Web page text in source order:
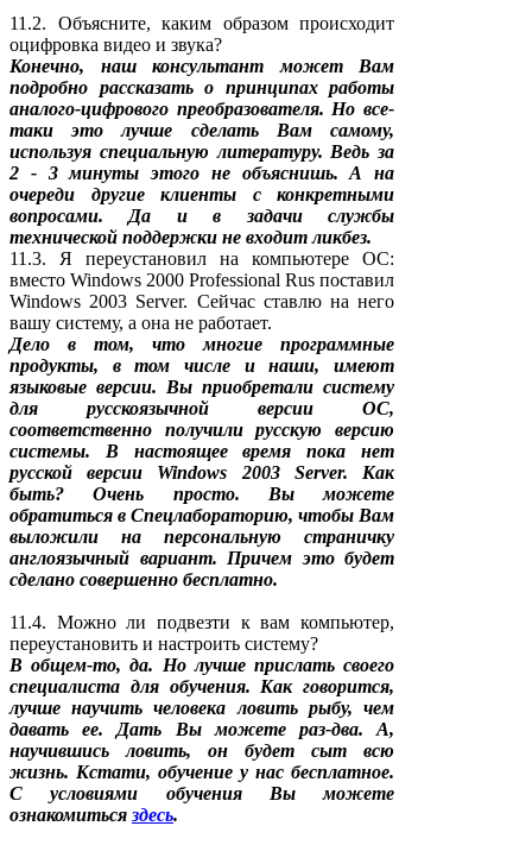
11.2. Объясните, каким образом происходит
оцифровка видео и звука?
Конечно, наш консультант может Вам
подробно рассказать о принципах работы
аналого-цифрового преобразователя. Но все-
таки это лучше сделать Вам самому,
используя специальную литературу. Ведь за
2 - 3 минуты этого не объяснишь. А на
очереди другие клиенты с конкретными
вопросами. Да и в задачи службы
технической поддержки не входит ликбез.
11.3. Я переустановил на компьютере ОС:
вместо Windows 2000 Professional Rus поставил
Windows 2003 Server. Сейчас ставлю на него
вашу систему, а она не работает.
Дело в том, что многие программные
продукты, в том числе и наши, имеют
языковые версии. Вы приобретали систему
для русскоязычной версии ОС,
соответственно получили русскую версию
системы. В настоящее время пока нет
русской версии Windows 2003 Server. Как
быть? Очень просто. Вы можете
обратиться в Спецлабораторию, чтобы Вам
выложили на персональную страничку
англоязычный вариант. Причем это будет
сделано совершенно бесплатно.
11.4. Можно ли подвезти к вам компьютер,
переустановить и настроить систему?
В общем-то, да. Но лучше прислать своего
специалиста для обучения. Как говорится,
лучше научить человека ловить рыбу, чем
давать ее. Дать Вы можете раз-два. А,
научившись ловить, он будет сыт всю
жизнь. Кстати, обучение у нас бесплатное.
С условиями обучения Вы можете
ознакомиться здесь.